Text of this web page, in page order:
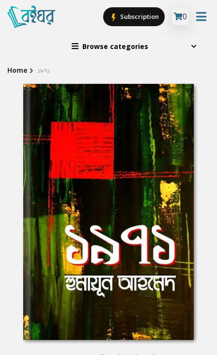
Browse categories
Subscription 0
Site
Breadcrumb
Home ১৯৭১